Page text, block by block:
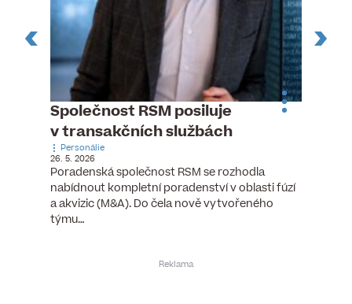
Společnost RSM posiluje
v transakčních službách
Personálie
26. 5. 2026
Poradenská společnost RSM se rozhodla
nabídnout kompletní poradenství v oblasti fúzí
a akvizic (M&A). Do čela nově vytvořeného
týmu…